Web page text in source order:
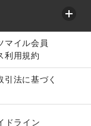
マイル会員
利用規約
引法に基づく
ドライン